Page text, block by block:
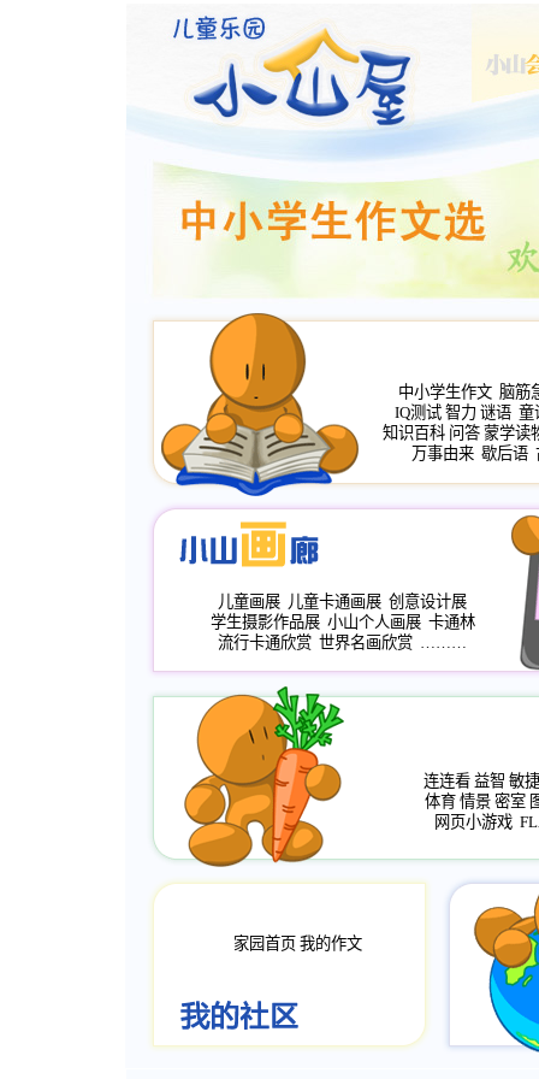
中小学生作文 脑筋
IQ测试 智力 谜语 童
知识百科 问答 蒙学读
万事由来 歇后语
儿童画展 儿童卡通画展 创意设计展
学生摄影作品展 小山个人画展 卡通林
流行卡通欣赏 世界名画欣赏 ………
连连看 益智 敏捷
体育 情景 密室
网页小游戏
家园首页 我的作文